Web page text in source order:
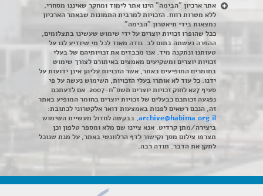
אתר ארכיון "הבימה" הינו אתר לימוד ומחקר שאיננו מסחרי,
ללא מטרות רווח. הזכויות למרבית התמונות שבאתר הארכיון
נמצאות בידי תיאטרון "הבימה".
ככל שהופרו זכויות יוצרים על ידי שימוש שעשינו בתצלומים,
ההפרה נעשתה בתום לב. נודה מאוד לכל מי שיודיע לנו על
טעותנו ונתקנה מיד. אנו מכבדים את זכויותיהם של בעלי
זכויות יוצרים ומשקיעים מאמצים באיתורם לצורך שימוש
בחומרים המופיעים באתר, אשר הזכויות עליהן אינן ידועות על
ידנו. כל עוד לא אותרו בעלי הזכויות, השימוש נעשה על פי
סעיף 27א לחוק זכויות יוצרים תשס"ח-2007. אם לדעתכם
נפגעה זכותכם כבעלים של זכויות יוצרים בחומר המופיע באתר
זה, הנכם רשאים לפנות באמצעות דואר אלקטרוני לכתובת:
archive@habima.org.il, בבקשה לחדול מעשיית השימוש
ביצירה/מתן קרדיט. אנא ציינו שם מלא ומספר טלפון וכן
תצרפו צילום מסך וקישור לדף הרלוונטי באתר, על מנת שנוכל
לתקן את הדבר. תודה רבה.